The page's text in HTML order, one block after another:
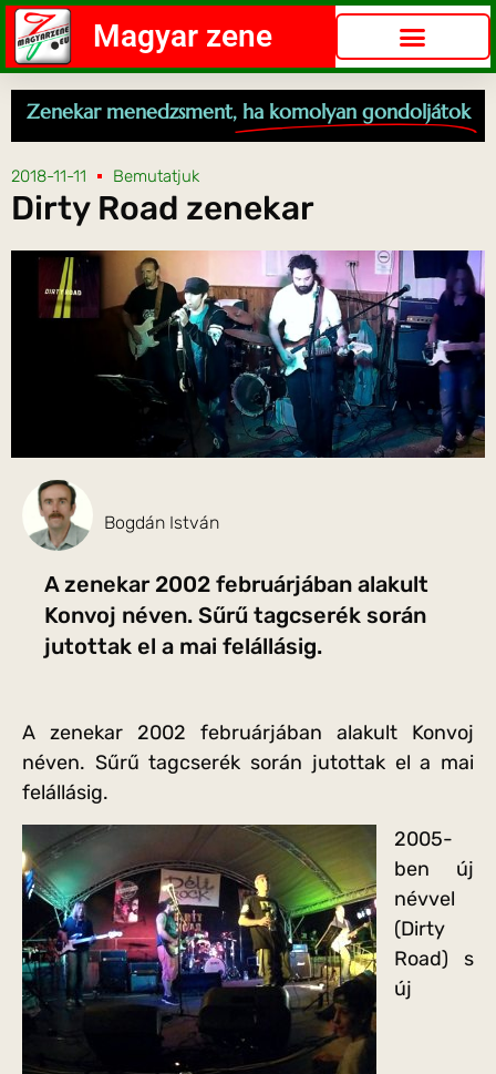
Magyar zene
Zenekar menedzsment, ha komolyan gondoljátok
2018-11-11 Bemutatjuk
Dirty Road zenekar
Bogdán István
A zenekar 2002 februárjában alakult
Konvoj néven. Sűrű tagcserék során
jutottak el a mai felállásig.
A zenekar 2002 februárjában alakult Konvoj
néven. Sűrű tagcserék során jutottak el a mai
felállásig.
2005-
ben új
névvel
(Dirty
Road) s
új